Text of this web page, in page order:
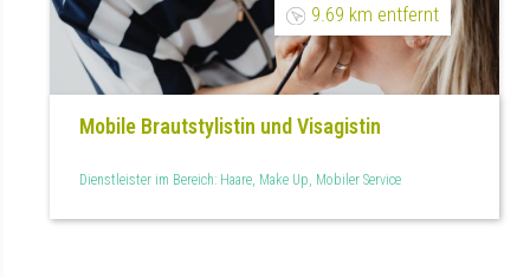
9.69 km entfernt
Mobile Brautstylistin und Visagistin
Dienstleister im Bereich: Haare, Make Up, Mobiler Service